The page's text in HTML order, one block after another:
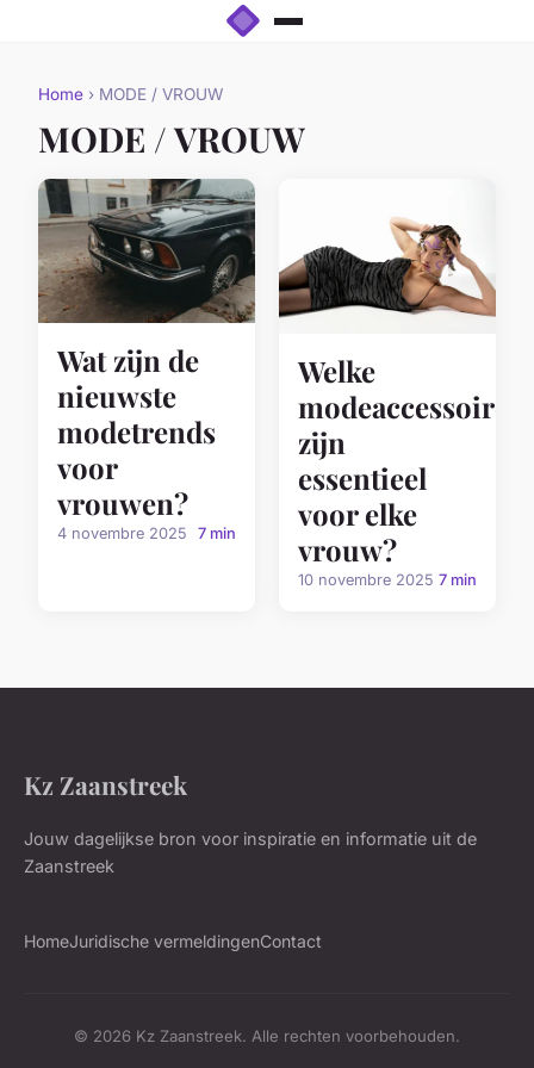
Home › MODE / VROUW
MODE / VROUW
Wat zijn de
nieuwste
modetrends
voor
vrouwen?
4 novembre 2025 7 min
Welke
modeaccessoires
zijn
essentieel
voor elke
vrouw?
10 novembre 2025 7 min
Kz Zaanstreek
Jouw dagelijkse bron voor inspiratie en informatie uit de
Zaanstreek
HomeJuridische vermeldingenContact
© 2026 Kz Zaanstreek. Alle rechten voorbehouden.